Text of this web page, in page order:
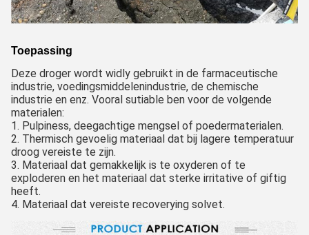
Toepassing
Deze droger wordt widly gebruikt in de farmaceutische
industrie, voedingsmiddelenindustrie, de chemische
industrie en enz. Vooral sutiable ben voor de volgende
materialen:
1. Pulpiness, deegachtige mengsel of poedermaterialen.
2. Thermisch gevoelig materiaal dat bij lagere temperatuur
droog vereiste te zijn.
3. Materiaal dat gemakkelijk is te oxyderen of te
exploderen en het materiaal dat sterke irritative of giftig
heeft.
4. Materiaal dat vereiste recoverying solvet.